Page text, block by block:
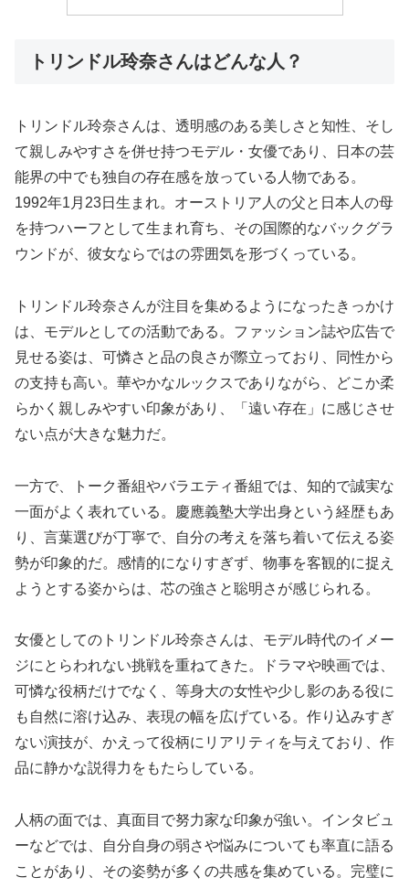
トリンドル玲奈さんはどんな人？
トリンドル玲奈さんは、透明感のある美しさと知性、そし
て親しみやすさを併せ持つモデル・女優であり、日本の芸
能界の中でも独自の存在感を放っている人物である。
1992年1月23日生まれ。オーストリア人の父と日本人の母
を持つハーフとして生まれ育ち、その国際的なバックグラ
ウンドが、彼女ならではの雰囲気を形づくっている。
トリンドル玲奈さんが注目を集めるようになったきっかけ
は、モデルとしての活動である。ファッション誌や広告で
見せる姿は、可憐さと品の良さが際立っており、同性から
の支持も高い。華やかなルックスでありながら、どこか柔
らかく親しみやすい印象があり、「遠い存在」に感じさせ
ない点が大きな魅力だ。
一方で、トーク番組やバラエティ番組では、知的で誠実な
一面がよく表れている。慶應義塾大学出身という経歴もあ
り、言葉選びが丁寧で、自分の考えを落ち着いて伝える姿
勢が印象的だ。感情的になりすぎず、物事を客観的に捉え
ようとする姿からは、芯の強さと聡明さが感じられる。
女優としてのトリンドル玲奈さんは、モデル時代のイメー
ジにとらわれない挑戦を重ねてきた。ドラマや映画では、
可憐な役柄だけでなく、等身大の女性や少し影のある役に
も自然に溶け込み、表現の幅を広げている。作り込みすぎ
ない演技が、かえって役柄にリアリティを与えており、作
品に静かな説得力をもたらしている。
人柄の面では、真面目で努力家な印象が強い。インタビュ
ーなどでは、自分自身の弱さや悩みについても率直に語る
ことがあり、その姿勢が多くの共感を集めている。完璧に